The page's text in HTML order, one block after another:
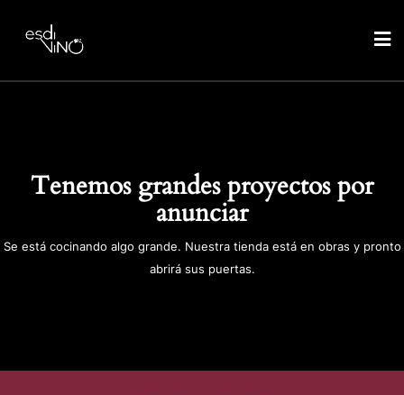
Tenemos grandes proyectos por
anunciar
Se está cocinando algo grande. Nuestra tienda está en obras y pronto
abrirá sus puertas.